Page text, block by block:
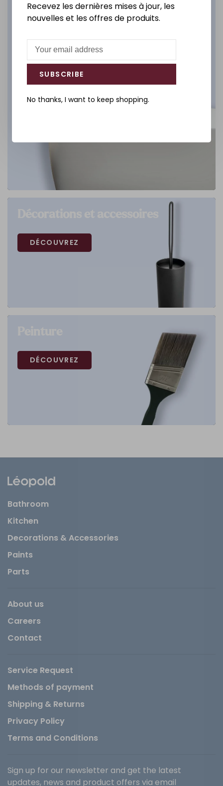
DÉCOUVREZ
DÉCOUVREZ
Bathroom
Kitchen
Decorations & Accessories
Paints
Parts
About us
Careers
Contact
Service Request
Methods of payment
Shipping & Returns
Privacy Policy
Terms and Conditions
Sign up for our newsletter and get the latest
updates, news and product offers via email
Recevez les dernières mises à jour, les
nouvelles et les offres de produits.
SUBSCRIBE
No thanks, I want to keep shopping.